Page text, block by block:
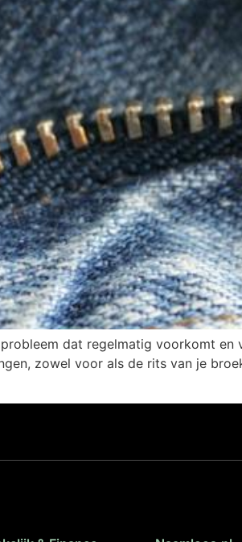
dat regelmatig voorkomt en
zowel voor als de rits van je